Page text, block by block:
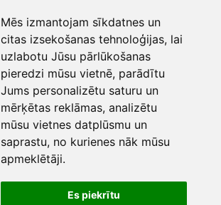
Mēs izmantojam sīkdatnes un
citas izsekošanas tehnoloģijas, lai
uzlabotu Jūsu pārlūkošanas
pieredzi mūsu vietnē, parādītu
Jums personalizētu saturu un
mērķētas reklāmas, analizētu
mūsu vietnes datplūsmu un
saprastu, no kurienes nāk mūsu
apmeklētāji.
Es piekrītu